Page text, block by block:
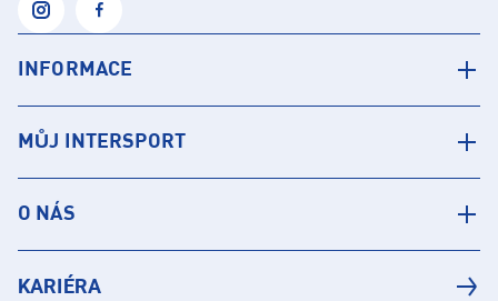
INFORMACE
MŮJ INTERSPORT
O NÁS
KARIÉRA